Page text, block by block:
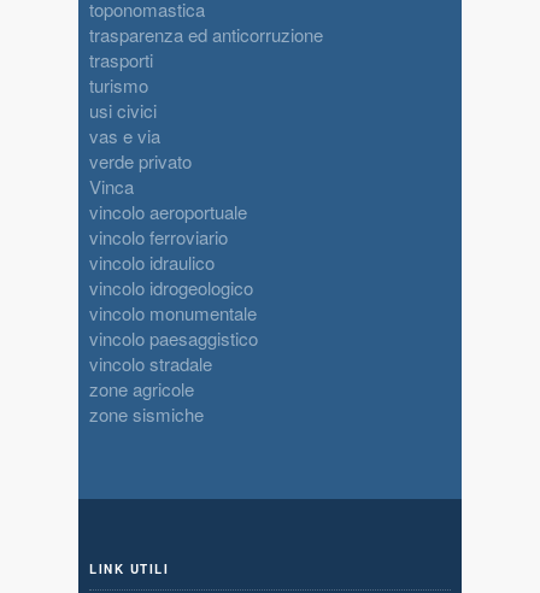
toponomastica
trasparenza ed anticorruzione
trasporti
turismo
usi civici
vas e via
verde privato
Vinca
vincolo aeroportuale
vincolo ferroviario
vincolo idraulico
vincolo idrogeologico
vincolo monumentale
vincolo paesaggistico
vincolo stradale
zone agricole
zone sismiche
LINK UTILI